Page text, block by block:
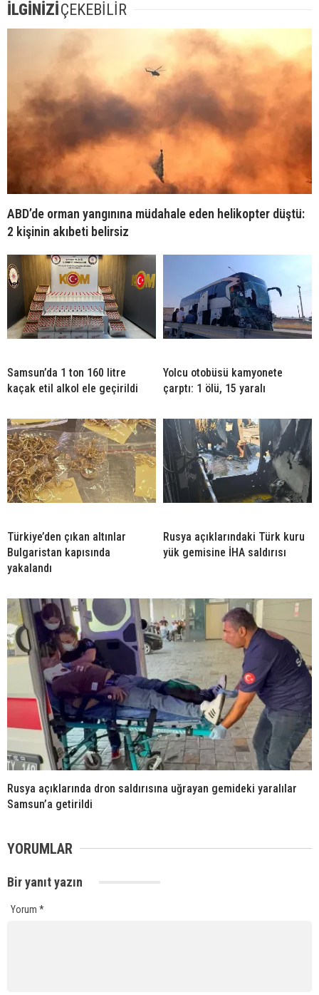
İLGİNİZİÇEKEBİLİR
ABD’de orman yangınına müdahale eden helikopter düştü:
2 kişinin akıbeti belirsiz
Samsun’da 1 ton 160 litre
kaçak etil alkol ele geçirildi
Yolcu otobüsü kamyonete
çarptı: 1 ölü, 15 yaralı
Türkiye’den çıkan altınlar
Bulgaristan kapısında
yakalandı
Rusya açıklarındaki Türk kuru
yük gemisine İHA saldırısı
Rusya açıklarında dron saldırısına uğrayan gemideki yaralılar
Samsun’a getirildi
YORUMLAR
Bir yanıt yazın
Yorum *